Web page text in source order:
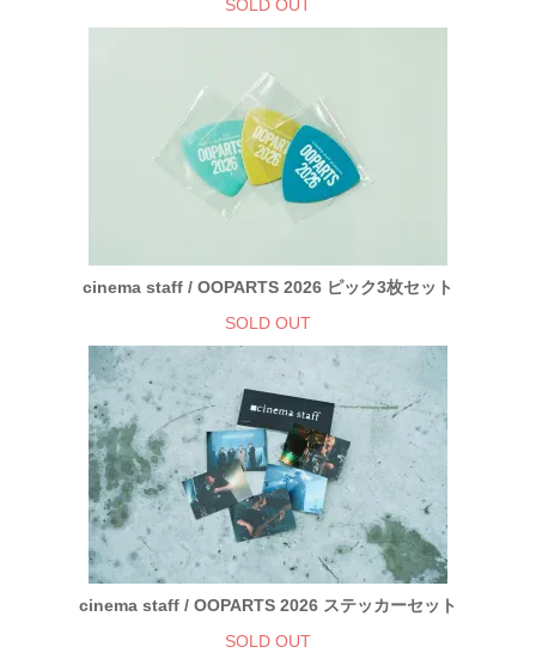
SOLD OUT
cinema staff / OOPARTS 2026 ピック3枚セット
SOLD OUT
cinema staff / OOPARTS 2026 ステッカーセット
SOLD OUT